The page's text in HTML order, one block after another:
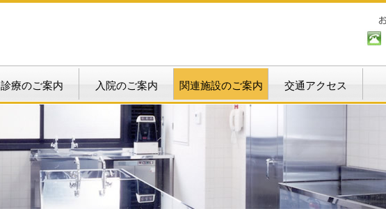
診療のご案内 入院のご案内 関連施設のご案内 交通アクセス